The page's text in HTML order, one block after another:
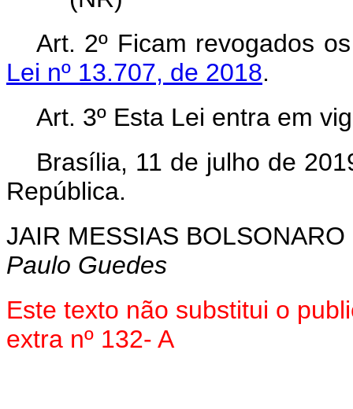
Art. 2º Ficam revogados
Lei nº 13.707, de 2018.
Art. 3º Esta Lei entra em
Brasília, 11 de julho de
República.
JAIR MESSIAS BOLSONARO
Paulo Guedes
Este texto não substitui o
extra nº 132- A